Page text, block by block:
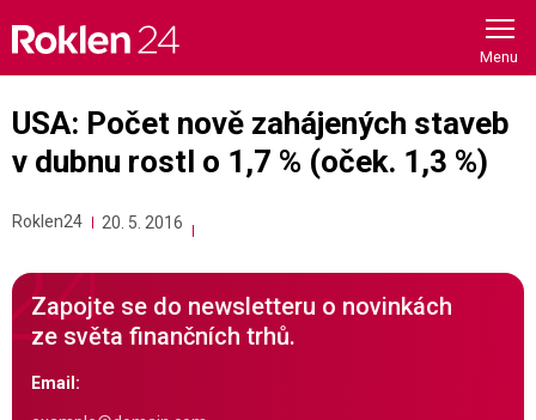
content
USA: Počet nově zahájených staveb
v dubnu rostl o 1,7 % (oček. 1,3 %)
Roklen24 20. 5. 2016
Zapojte se do newsletteru o novinkách
ze světa finančních trhů.
Email: